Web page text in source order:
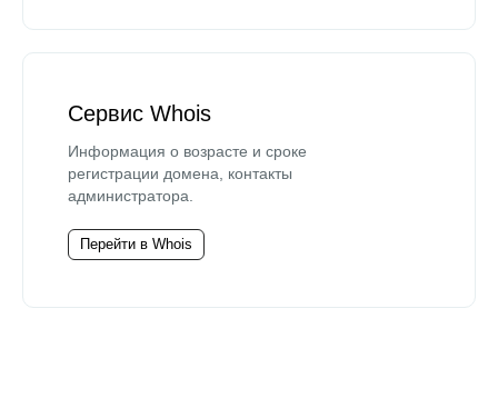
Сервис Whois
Информация о возрасте и сроке
регистрации домена, контакты
администратора.
Перейти в Whois